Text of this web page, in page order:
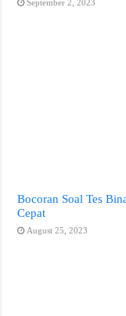
September 2, 2023
Bocoran Soal Tes
Cepat
August 25, 2023